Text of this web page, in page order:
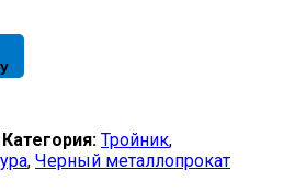
Категория: Тройник,
, Черный металлопрокат